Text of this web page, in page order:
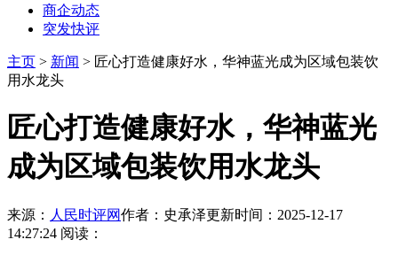
商企动态
突发快评
主页 > 新闻 > 匠心打造健康好水，华神蓝光成为区域包装饮
用水龙头
匠心打造健康好水，华神蓝光
成为区域包装饮用水龙头
来源： 人民时评网作者：史承泽更新时间：2025-12-17
14:27:24 阅读：